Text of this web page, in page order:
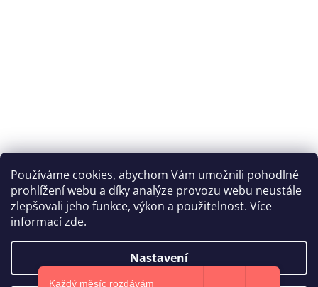
Používáme cookies, abychom Vám umožnili pohodlné
prohlížení webu a díky analýze provozu webu neustále
zlepšovali jeho funkce, výkon a použitelnost. Více
informacízde.
Nastavení
Katka Hromasová Foto
Vytvořil Shoptet
Každý měsíc rozdávám